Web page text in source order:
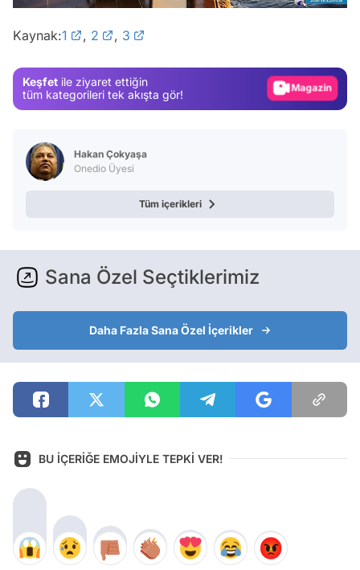
Kaynak:1 , 2 , 3
Keşfet ile ziyaret ettiğin
tüm kategorileri tek akışta gör!
Test
Video
Hakan Çokyaşa
Onedio Üyesi
Tüm içerikleri
Sana Özel Seçtiklerimiz
Daha Fazla Sana Özel İçerikler
BU İÇERİĞE EMOJİYLE TEPKİ VER!